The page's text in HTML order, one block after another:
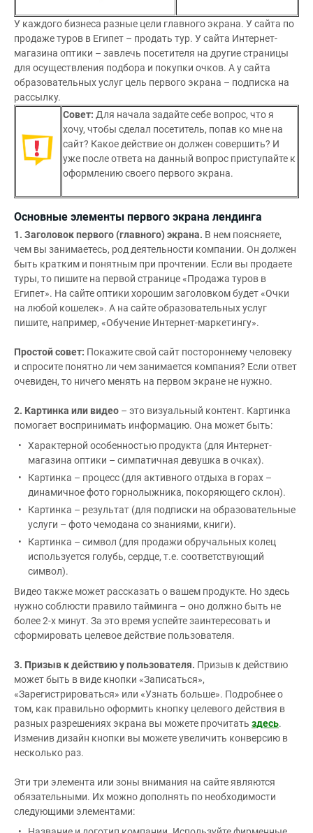
У каждого бизнеса разные цели главного экрана. У сайта по
продаже туров в Египет – продать тур. У сайта Интернет-
магазина оптики – завлечь посетителя на другие страницы
для осуществления подбора и покупки очков. А у сайта
образовательных услуг цель первого экрана – подписка на
рассылку.
Совет: Для начала задайте себе вопрос, что я
хочу, чтобы сделал посетитель, попав ко мне на
сайт? Какое действие он должен совершить? И
уже после ответа на данный вопрос приступайте к
оформлению своего первого экрана.
Основные элементы первого экрана лендинга
1. Заголовок первого (главного) экрана. В нем поясняете,
чем вы занимаетесь, род деятельности компании. Он должен
быть кратким и понятным при прочтении. Если вы продаете
туры, то пишите на первой странице «Продажа туров в
Египет». На сайте оптики хорошим заголовком будет «Очки
на любой кошелек». А на сайте образовательных услуг
пишите, например, «Обучение Интернет-маркетингу».
Простой совет: Покажите свой сайт постороннему человеку
и спросите понятно ли чем занимается компания? Если ответ
очевиден, то ничего менять на первом экране не нужно.
2. Картинка или видео – это визуальный контент. Картинка
помогает воспринимать информацию. Она может быть:
Характерной особенностью продукта (для Интернет-
магазина оптики – симпатичная девушка в очках).
Картинка – процесс (для активного отдыха в горах –
динамичное фото горнолыжника, покоряющего склон).
Картинка – результат (для подписки на образовательные
услуги – фото чемодана со знаниями, книги).
Картинка – символ (для продажи обручальных колец
используется голубь, сердце, т.е. соответствующий
символ).
Видео также может рассказать о вашем продукте. Но здесь
нужно соблюсти правило тайминга – оно должно быть не
более 2-х минут. За это время успейте заинтересовать и
сформировать целевое действие пользователя.
3. Призыв к действию у пользователя. Призыв к действию
может быть в виде кнопки «Записаться»,
«Зарегистрироваться» или «Узнать больше». Подробнее о
том, как правильно оформить кнопку целевого действия в
разных разрешениях экрана вы можете прочитать здесь.
Изменив дизайн кнопки вы можете увеличить конверсию в
несколько раз.
Эти три элемента или зоны внимания на сайте являются
обязательными. Их можно дополнять по необходимости
следующими элементами: